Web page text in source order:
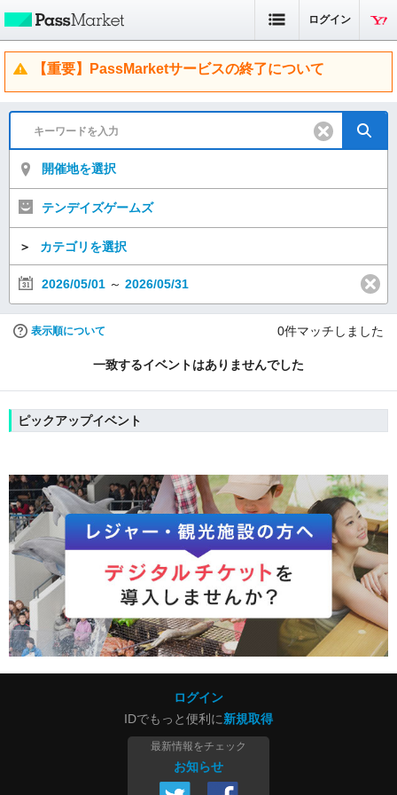
ログイン
【重要】PassMarketサービスの終了について
開催地を選択
テンデイズゲームズ
＞ カテゴリを選択
2026/05/01 ～ 2026/05/31
表示順について 0件マッチしました
一致するイベントはありませんでした
ピックアップイベント
ログイン
IDでもっと便利に新規取得
最新情報をチェック
お知らせ